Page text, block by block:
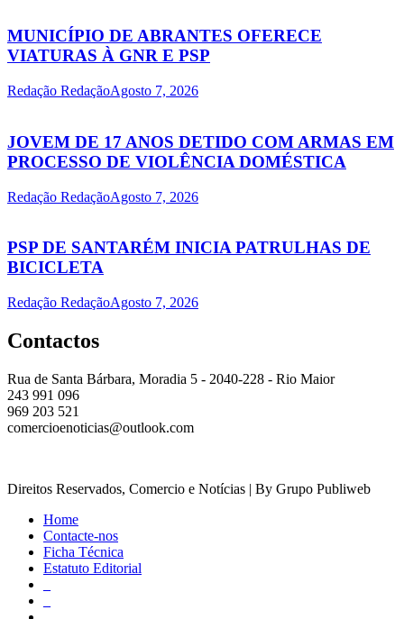
MUNICÍPIO DE ABRANTES OFERECE
VIATURAS À GNR E PSP
Redação RedaçãoAgosto 7, 2026
JOVEM DE 17 ANOS DETIDO COM ARMAS EM
PROCESSO DE VIOLÊNCIA DOMÉSTICA
Redação RedaçãoAgosto 7, 2026
PSP DE SANTARÉM INICIA PATRULHAS DE
BICICLETA
Redação RedaçãoAgosto 7, 2026
Contactos
Rua de Santa Bárbara, Moradia 5 - 2040-228 - Rio Maior
243 991 096
969 203 521
comercioenoticias@outlook.com
Direitos Reservados, Comercio e Notícias | By Grupo Publiweb
Home
Contacte-nos
Ficha Técnica
Estatuto Editorial